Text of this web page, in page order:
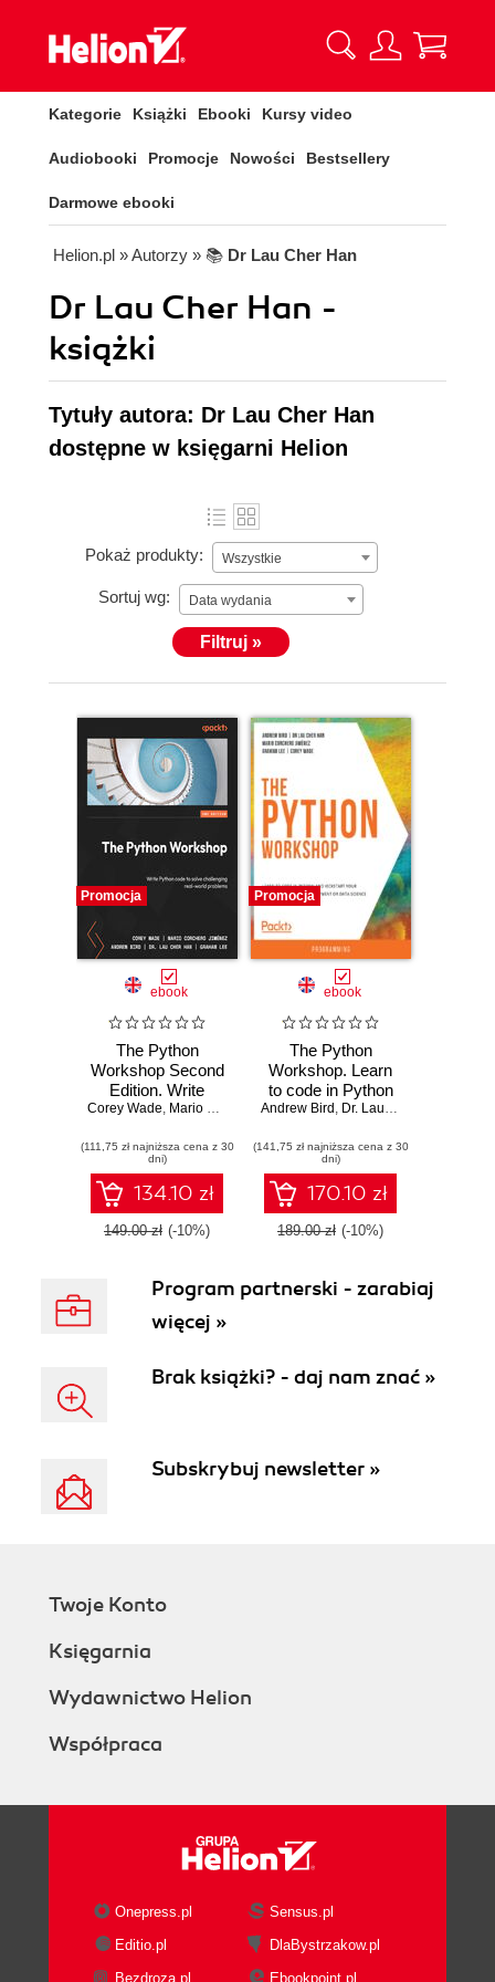
Kategorie Książki Ebooki Kursy video
Audiobooki Promocje Nowości Bestsellery
Darmowe ebooki
Helion.pl » Autorzy » 📚 Dr Lau Cher Han
Dr Lau Cher Han -
książki
Tytuły autora: Dr Lau Cher Han
dostępne w księgarni Helion
Pokaż produkty: Wszystkie
Sortuj wg: Data wydania
Filtruj »
Promocja
ebook
The Python
Workshop Second
Edition. Write
Python code to
real-world
problems - Second
Edition
Corey Wade, Mario Corchero Jiménez ,Andrew Bird
(111,75 zł najniższa cena z 30
dni)
134.10 zł
149.00 zł (-10%)
Promocja
ebook
The Python
Workshop. Learn
to code in Python
and kickstart your
development or
data science
Andrew Bird , Dr. Lau Cher Han
(141,75 zł najniższa cena z 30
dni)
170.10 zł
189.00 zł (-10%)
Program partnerski - zarabiaj
więcej »
Brak książki? - daj nam znać »
Subskrybuj newsletter »
Twoje Konto
Księgarnia
Wydawnictwo Helion
Współpraca
Onepress.pl
Sensus.pl
Editio.pl
DlaBystrzakow.pl
Bezdroza.pl
Ebookpoint.pl